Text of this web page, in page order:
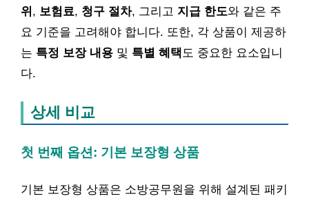
위 , 보험료, 청구 절차, 그리고 지급 한도와 같은 주
요 기준을 고려해야 합니다. 또한, 각 상품이 제공하
는 특정 보장 내용 및 특별 혜택도 중요한 요소입니
다.
상세 비교
첫 번째 옵션: 기본 보장형 상품
기본 보장형 상품은 소방공무원을 위해 설계된 패키